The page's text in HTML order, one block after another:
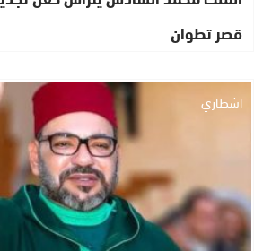
قصر تطوان
اشطاري